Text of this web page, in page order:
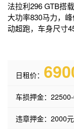
法拉利296 GTB搭
大功率830马力，
动超跑，车身尺寸
日租价：
车损押金：
违章押金：2000